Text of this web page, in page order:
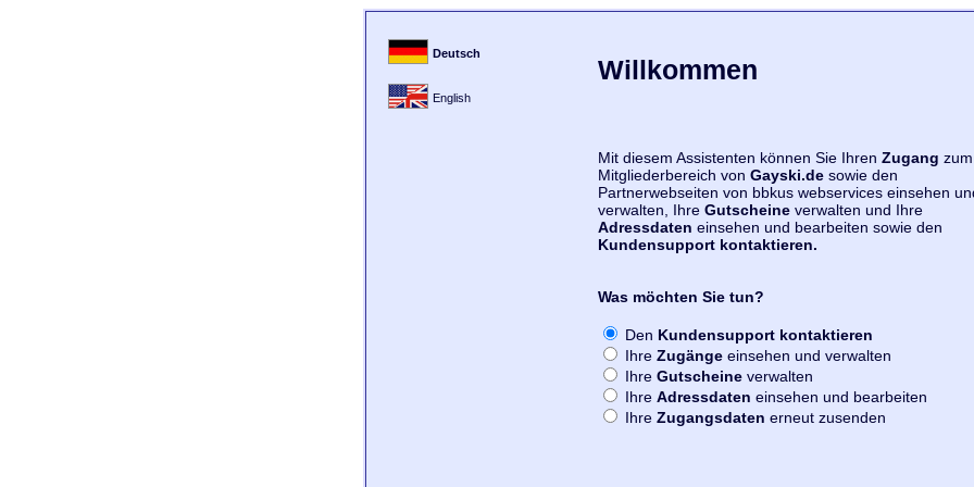
Deutsch
English
Willkommen
Mit diesem Assistenten können Sie Ihren Zugang zum
Mitgliederbereich von Gayski.desowie den
Partnerwebseiten von bbkus webservices einsehen
verwalten, Ihre Gutscheineverwalten und Ihre
Adressdaten einsehen und bearbeiten sowie den
Kundensupport kontaktieren.
Was möchten Sie tun?
Den Kundensupport kontaktieren
Ihre Zugängeeinsehen und verwalten
Ihre Gutscheineverwalten
Ihre Adressdaten einsehen und bearbeiten
Ihre Zugangsdaten erneut zusenden